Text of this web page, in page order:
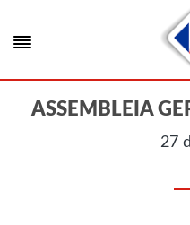
ASSEMBLEIA
27